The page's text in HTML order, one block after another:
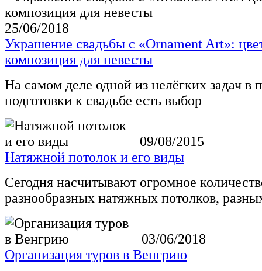
25/06/2018
Украшение свадьбы с «Ornament Art»:
композиция для невесты
На самом деле одной из нелёгких задач в
подготовки к свадьбе есть выбор
09/08/2015
Натяжной потолок и его виды
Сегодня насчитывают огромное
разнообразных натяжных потолков,
03/06/2018
Организация туров в Венгрию